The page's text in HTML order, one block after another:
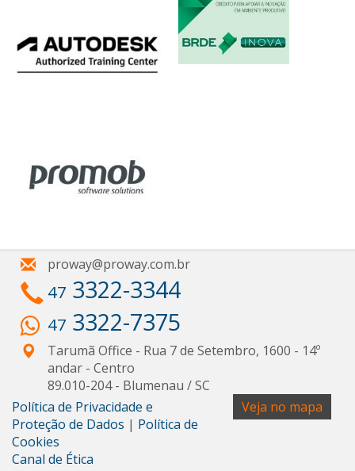
proway@proway.com.br
47 3322-3344
47 3322-7375
Tarumã Office - Rua 7 de Setembro, 1600 - 14º
andar - Centro
89.010-204- Blumenau /SC
Veja no mapa
Política de Privacidade e
Proteção de Dados | Política de
Cookies
Canal de Ética